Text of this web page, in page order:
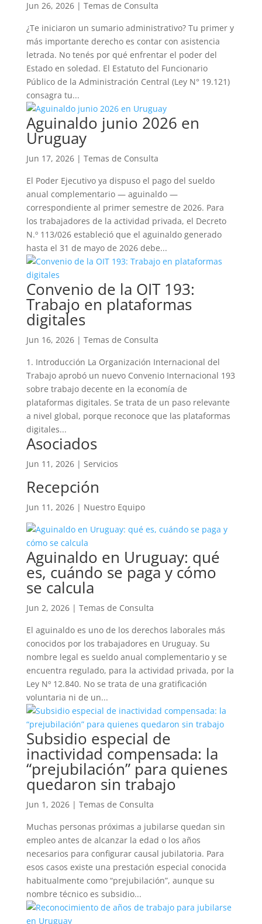
Jun 26, 2026| Temas de Consulta
¿Te iniciaron un sumario administrativo? Tu primer y
más importante derecho es contar con asistencia
letrada. No tenés por qué enfrentar el poder del
Estado en soledad. El Estatuto del Funcionario
Público de la Administración Central (Ley N° 19.121)
consagra tu...
Aguinaldo junio 2026 en
Uruguay
Jun 17, 2026| Temas de Consulta
El Poder Ejecutivo ya dispuso el pago del sueldo
anual complementario — aguinaldo —
correspondiente al primer semestre de 2026. Para
los trabajadores de la actividad privada, el Decreto
N.º 113/026 estableció que el aguinaldo generado
hasta el 31 de mayo de 2026 debe...
Convenio de la OIT 193:
Trabajo en plataformas
digitales
Jun 16, 2026| Temas de Consulta
1. Introducción La Organización Internacional del
Trabajo aprobó un nuevo Convenio Internacional 193
sobre trabajo decente en la economía de
plataformas digitales. Se trata de un paso relevante
a nivel global, porque reconoce que las plataformas
digitales...
Asociados
Jun 11, 2026| Servicios
Recepción
Jun 11, 2026| Nuestro Equipo
Aguinaldo en Uruguay: qué
es, cuándo se paga y cómo
se calcula
Jun 2, 2026| Temas de Consulta
El aguinaldo es uno de los derechos laborales más
conocidos por los trabajadores en Uruguay. Su
nombre legal es sueldo anual complementario y se
encuentra regulado, para la actividad privada, por la
Ley Nº 12.840. No se trata de una gratificación
voluntaria ni de un...
Subsidio especial de
inactividad compensada: la
“prejubilación” para quienes
quedaron sin trabajo
Jun 1, 2026| Temas de Consulta
Muchas personas próximas a jubilarse quedan sin
empleo antes de alcanzar la edad o los años
necesarios para configurar causal jubilatoria. Para
esos casos existe una prestación especial conocida
habitualmente como “prejubilación”, aunque su
nombre técnico es subsidio...